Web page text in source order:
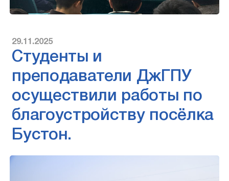
29.11.2025
Студенты и
преподаватели ДжГПУ
осуществили работы по
благоустройству посёлка
Бустон.